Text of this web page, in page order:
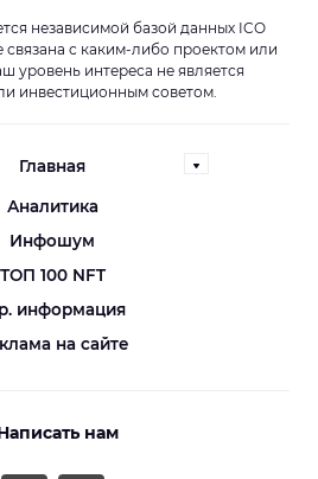
независимой базой данных ICO
связана с каким-либо проектом или
уровень интереса не является
инвестиционным советом.
Главная
Аналитика
Инфошум
ТОП 100 NFT
информация
на сайте
нам